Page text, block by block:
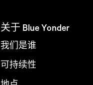
关于 Blue Yonder
我们是谁
可持续性